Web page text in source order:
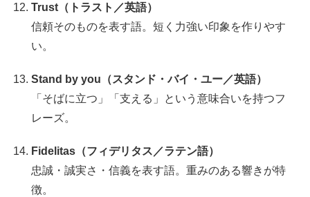
Trust（トラスト／英語）
信頼そのものを表す語。短く力強い印象を作りやす
い。
Stand by you（スタンド・バイ・ユー／英語）
「そばに立つ」「支える」という意味合いを持つフ
レーズ。
Fidelitas（フィデリタス／ラテン語）
忠誠・誠実さ・信義を表す語。重みのある響きが特
徴。